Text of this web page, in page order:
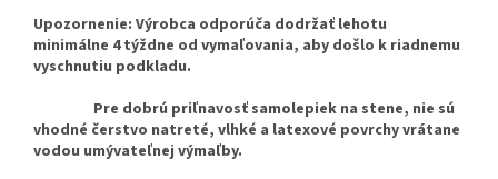
Upozornenie: Výrobca odporúča dodržať lehotu
minimálne 4 týždne od vymaľovania, aby došlo k riadnemu
vyschnutiu podkladu.
Pre dobrú priľnavosť samolepiek na stene, nie sú
vhodné čerstvo natreté, vlhké a latexové povrchy vrátane
vodou umývateľnej výmaľby.